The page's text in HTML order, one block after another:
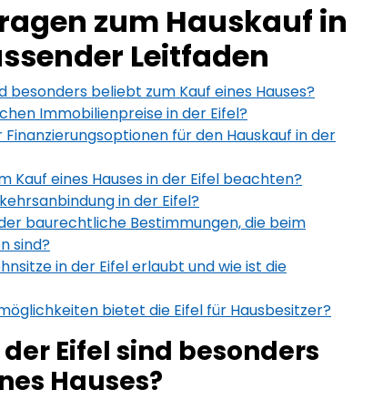
zum Hauskauf in
Leitfaden
besonders beliebt zum Kauf eines Hauses?
Immobilienpreise in der Eifel?
für den Hauskauf in der
Kauf eines Hauses in der Eifel beachten?
in der Eifel?
baurechtliche Bestimmungen, die beim
sind?
in der Eifel erlaubt und wie ist die
bietet die Eifel für Hausbesitzer?
Eifel sind besonders
Hauses?